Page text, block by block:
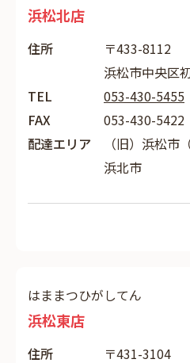
浜松北店
住所
〒433-8112
浜松市中央区
TEL
053-430-5455
FAX
053-430-5422
配達エリア
（旧）浜松市
浜北市
はままつひがしてん
浜松東店
住所
〒431-3104